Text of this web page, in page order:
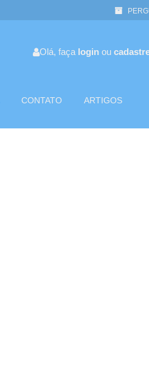
Olá, faça login ou
CONTATO ARTIGOS